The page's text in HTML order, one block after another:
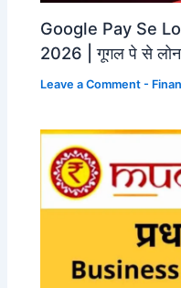
Google Pay Se
2026 | गूगल पे से
Leave a Comment -